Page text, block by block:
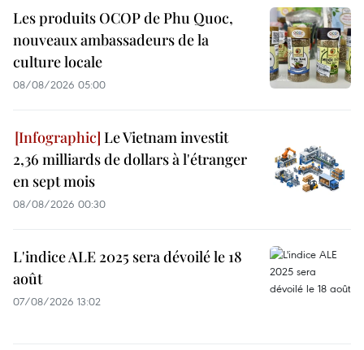
Les produits OCOP de Phu Quoc,
nouveaux ambassadeurs de la
culture locale
08/08/2026 05:00
Le Vietnam investit
2,36 milliards de dollars à l'étranger
en sept mois
08/08/2026 00:30
L'indice ALE 2025 sera dévoilé le 18
août
07/08/2026 13:02